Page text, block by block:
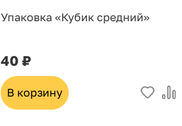
Упаковка «Кубик средний»
40 ₽
В корзину